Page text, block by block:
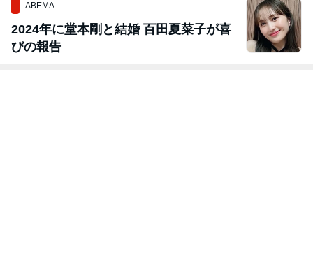
ABEMA
2024年に堂本剛と結婚 百田夏菜子が喜
びの報告